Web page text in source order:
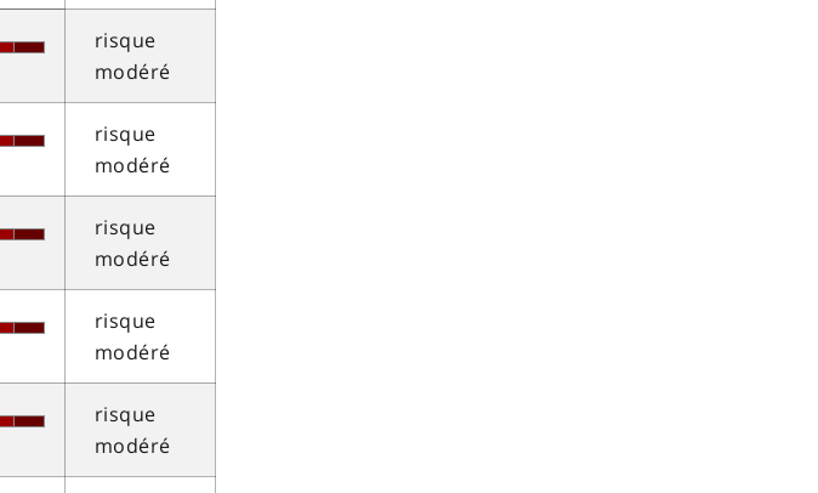
risque
modéré
risque
modéré
risque
modéré
risque
modéré
risque
modéré